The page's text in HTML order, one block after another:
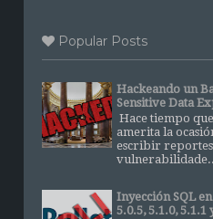
Popular Posts
Hackeando un
Sensitive Data
Hace tiempo
amerita la
escribir reportes
Inyección SQL
5.0.5, 5.1.0,